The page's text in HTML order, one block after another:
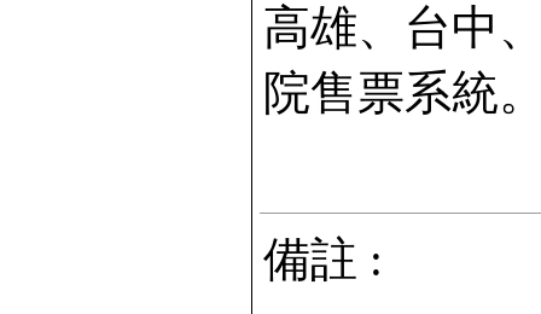
高雄、台中
院售票系統
備註 :